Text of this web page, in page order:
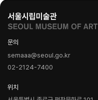
문의
semaaa@seoul.go.kr
02-2124-7400
위치